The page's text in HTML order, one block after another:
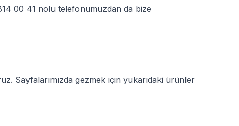
00 41 nolu telefonumuzdan da bize
Sayfalarımızda gezmek için yukarıdaki ürünler